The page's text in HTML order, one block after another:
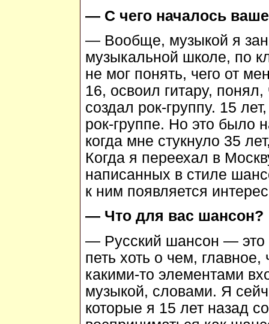
— С чего началось
— Вообще, музыкой я
музыкальной школе, по
не мог понять, чего от
16, освоил гитару,
создал рок-группу. 15
рок-группе. Но это было
когда мне стукнуло 35
Когда я переехал в
написанных в стиле
к ним появляется
— Что для вас шансон?
— Русский шансон —
петь хоть о чем,
какими-то элементами
музыкой, словами. Я
которые я 15 лет назад